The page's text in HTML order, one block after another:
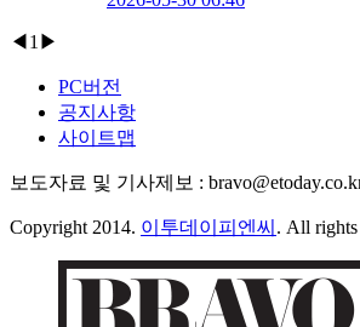
◀ 1 ▶
PC버전
공지사항
사이트맵
보도자료 및 기사제보 :
Copyright 2014. 이투데이피엔씨 . All rights